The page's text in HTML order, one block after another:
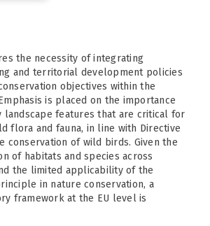
the necessity of integrating
and territorial development policies
objectives within the
is placed on the importance
landscape features that are critical for
flora and fauna, in line with Directive
conservation of wild birds. Given the
of habitats and species across
the limited applicability of the
in nature conservation, a
framework at the EU level is